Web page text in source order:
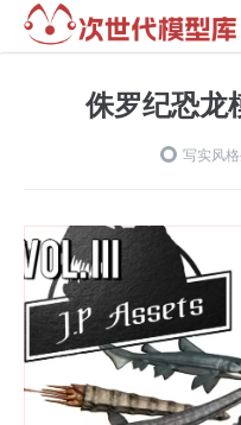
侏罗纪恐龙
写实风